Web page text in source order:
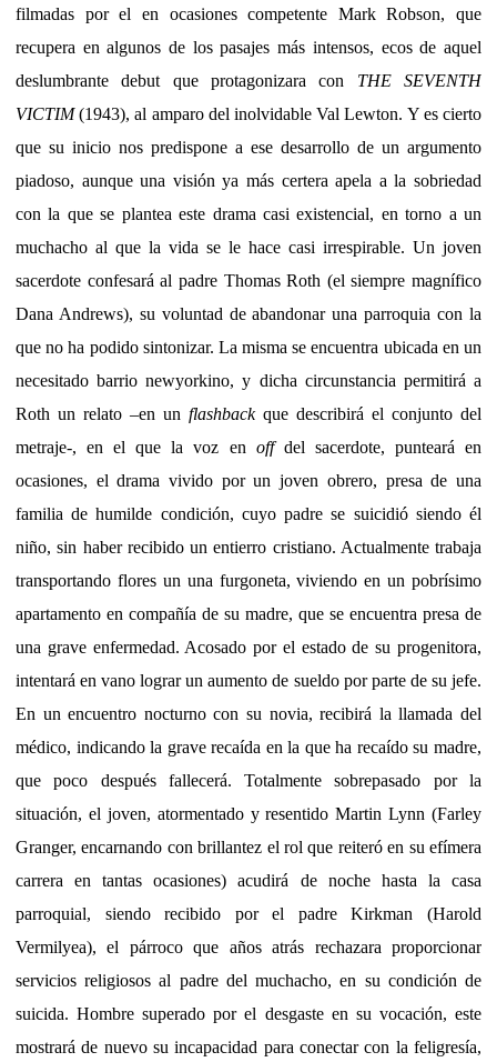
filmadas por el en ocasiones competente Mark Robson, que
recupera en algunos de los pasajes más intensos, ecos de aquel
deslumbrante debut que protagonizara con THE SEVENTH
VICTIM(1943), al amparo del inolvidable Val Lewton. Y es cierto
que su inicio nos predispone a ese desarrollo de un argumento
piadoso, aunque una visión ya más certera apela a la sobriedad
con la que se plantea este drama casi existencial, en torno a un
muchacho al que la vida se le hace casi irrespirable. Un joven
sacerdote confesará al padre Thomas Roth (el siempre magnífico
Dana Andrews), su voluntad de abandonar una parroquia con la
que no ha podido sintonizar. La misma se encuentra ubicada en un
necesitado barrio newyorkino, y dicha circunstancia permitirá a
Roth un relato –en un flashbackque describirá el conjunto del
metraje-, en el que la voz en offdel sacerdote, punteará en
ocasiones, el drama vivido por un joven obrero, presa de una
familia de humilde condición, cuyo padre se suicidió siendo él
niño, sin haber recibido un entierro cristiano. Actualmente trabaja
transportando flores un una furgoneta, viviendo en un pobrísimo
apartamento en compañía de su madre, que se encuentra presa de
una grave enfermedad. Acosado por el estado de su progenitora,
intentará en vano lograr un aumento de sueldo por parte de su jefe.
En un encuentro nocturno con su novia, recibirá la llamada del
médico, indicando la grave recaída en la que ha recaído su madre,
que poco después fallecerá. Totalmente sobrepasado por la
situación, el joven, atormentado y resentido Martin Lynn (Farley
Granger, encarnando con brillantez el rol que reiteró en su efímera
carrera en tantas ocasiones) acudirá de noche hasta la casa
parroquial, siendo recibido por el padre Kirkman (Harold
Vermilyea), el párroco que años atrás rechazara proporcionar
servicios religiosos al padre del muchacho, en su condición de
suicida. Hombre superado por el desgaste en su vocación, este
mostrará de nuevo su incapacidad para conectar con la feligresía,